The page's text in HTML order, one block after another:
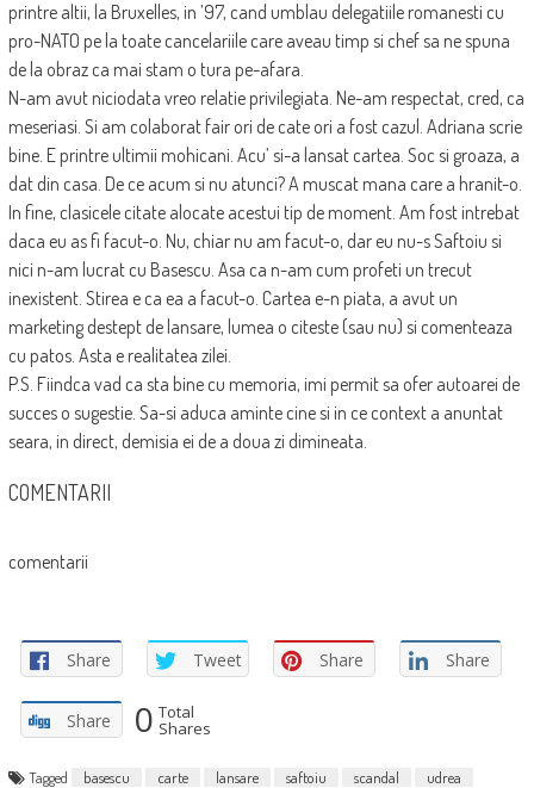
printre altii, la Bruxelles, in ’97, cand umblau delegatiile romanesti cu
pro-NATO pe la toate cancelariile care aveau timp si chef sa ne spuna
de la obraz ca mai stam o tura pe-afara.
N-am avut niciodata vreo relatie privilegiata. Ne-am respectat, cred, ca
meseriasi. Si am colaborat fair ori de cate ori a fost cazul. Adriana scrie
bine. E printre ultimii mohicani. Acu’ si-a lansat cartea. Soc si groaza, a
dat din casa. De ce acum si nu atunci? A muscat mana care a hranit-o.
In fine, clasicele citate alocate acestui tip de moment. Am fost intrebat
daca eu as fi facut-o. Nu, chiar nu am facut-o, dar eu nu-s Saftoiu si
nici n-am lucrat cu Basescu. Asa ca n-am cum profeti un trecut
inexistent. Stirea e ca ea a facut-o. Cartea e-n piata, a avut un
marketing destept de lansare, lumea o citeste (sau nu) si comenteaza
cu patos. Asta e realitatea zilei.
P.S. Fiindca vad ca sta bine cu memoria, imi permit sa ofer autoarei de
succes o sugestie. Sa-si aduca aminte cine si in ce context a anuntat
seara, in direct, demisia ei de a doua zi dimineata.
COMENTARII
comentarii
Share Tweet Share Share
Share 0 Total
Shares
Tagged basescu carte lansare saftoiu scandal udrea